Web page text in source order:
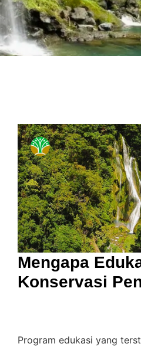
Mengapa
Konservasi
Program edukasi yang